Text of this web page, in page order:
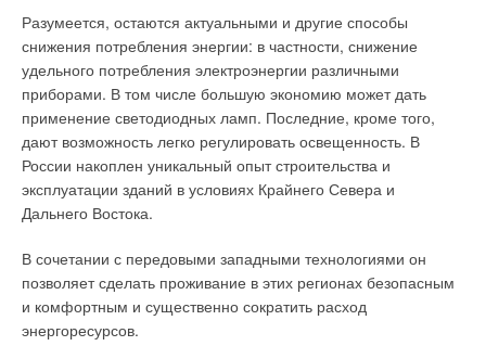
Разумеется, остаются актуальными и другие способы
снижения потребления энергии: в частности, снижение
удельного потребления электроэнергии различными
приборами. В том числе большую экономию может дать
применение светодиодных ламп. Последние, кроме того,
дают возможность легко регулировать освещенность. В
России накоплен уникальный опыт строительства и
эксплуатации зданий в условиях Крайнего Севера и
Дальнего Востока.
В сочетании с передовыми западными технологиями он
позволяет сделать проживание в этих регионах безопасным
и комфортным и существенно сократить расход
энергоресурсов.
→ Об утилизации тепловых отходов
ЖУРНАЛ СОК ИЮНЬ 2026
→
Разработка и оценка мероприятий по повышению
здания в г. Екатеринбург
Алгоритм расчёта когенерационной установки на базе
паровой поршневой машины
ЖУРНАЛ СОК АПРЕЛЬ 2026
→
Особенности теплоэнергетической инфраструктуры
города Ташкента
ЖУРНАЛ СОК ЯНВАРЬ 2026